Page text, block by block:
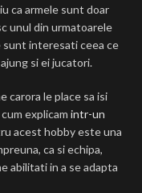
ca armele sunt doar
unul din urmatoarele
sunt interesati ceea ce
si ei jucatori.
carora le place sa isi
explicam intr-un
acest hobby este una
ca si echipa,
abilitati in a se adapta